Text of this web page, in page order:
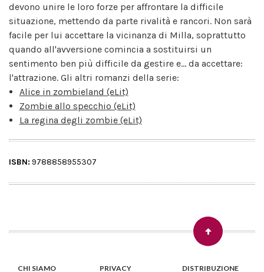
devono unire le loro forze per affrontare la difficile
situazione, mettendo da parte rivalità e rancori. Non sarà
facile per lui accettare la vicinanza di Milla, soprattutto
quando all'avversione comincia a sostituirsi un
sentimento ben più difficile da gestire e... da accettare:
l'attrazione. Gli altri romanzi della serie:
Alice in zombieland (eLit)
Zombie allo specchio (eLit)
La regina degli zombie (eLit)
ISBN: 9788858955307
CHI SIAMO PRIVACY DISTRIBUZIONE